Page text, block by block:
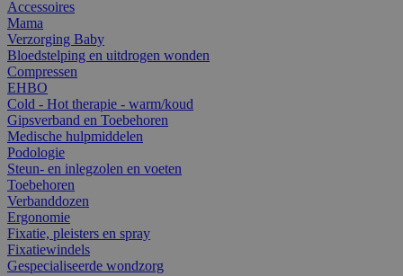
Accessoires
Mama
Verzorging Baby
Bloedstelping en uitdrogen wonden
Compressen
EHBO
Cold - Hot therapie - warm/koud
Gipsverband en Toebehoren
Medische hulpmiddelen
Podologie
Steun- en inlegzolen en voeten
Toebehoren
Verbanddozen
Ergonomie
Fixatie, pleisters en spray
Fixatiewindels
Gespecialiseerde wondzorg